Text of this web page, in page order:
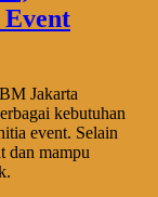
Jakarta
kebutuhan
event. Selain
dan mampu